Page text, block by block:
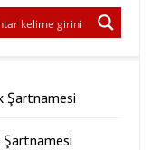
Şartnamesi